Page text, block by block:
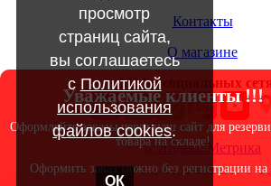
Контакты
О магазине
МЫ в социальных
Copyright OILSHOP55.RU ©
Уважаемые клиенты !!!
Оформляйте заказы через наш сайт для
товара на складе!
Оформить заказ можно без регистрации на
просмотр
страниц сайта,
вы соглашаетесь
с Политикой
использования
файлов cookies.
ОК